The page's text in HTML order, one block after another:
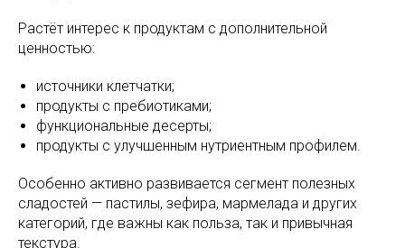
Растёт интерес к продуктам с дополнительной
ценностью:
источники клетчатки;
продукты с пребиотиками;
функциональные десерты;
продукты с улучшенным нутриентным профилем.
Особенно активно развивается сегмент полезных
сладостей — пастилы, зефира, мармелада и других
категорий, где важны как польза, так и привычная
текстура.